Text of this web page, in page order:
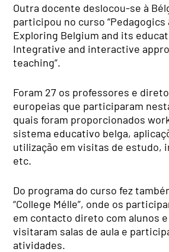
Outra docente deslocou-se à
participou no curso “Pedagogics
Exploring Belgium and its
Integrative and interactive
teaching”.
Foram 27 os professores e
europeias que participaram
quais foram proporcionados
sistema educativo belga,
utilização em visitas de estudo,
etc.
Do programa do curso fez
“College Mélle”, onde os
em contacto direto com alunos
visitaram salas de aula e
atividades.